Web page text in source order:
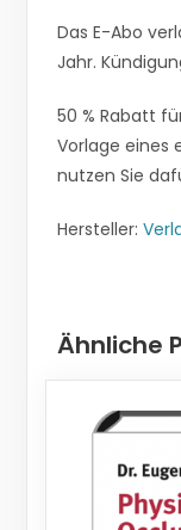
Das E-Abo
Jahr.
50 % Rabatt
Vorlage eines
nutzen Sie
Hersteller:
Ähnliche